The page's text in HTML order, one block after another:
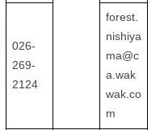
026-
269-
2124
forest.
nishiya
ma@c
a.wak
wak.co
m